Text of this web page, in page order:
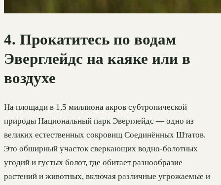
4. Прокатитесь по водам
Эверглейдс на каяке или в
воздухе
На площади в 1,5 миллиона акров субтропической
природы Национальный парк Эверглейдс — одно из
великих естественных сокровищ Соединённых Штатов.
Это обширный участок сверкающих водно-болотных
угодий и густых болот, где обитает разнообразие
растений и животных, включая различные угрожаемые и